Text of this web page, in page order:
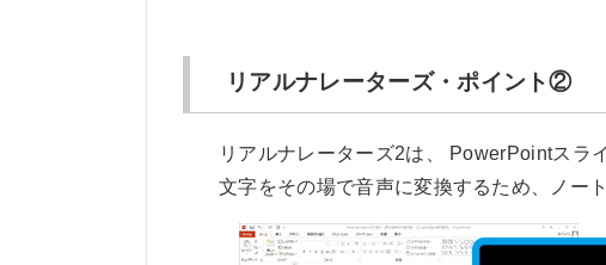
リアルナレーターズ・ポイント②
リアルナレーターズ2は、 PowerPointスラ
文字をその場で音声に変換するため、ノー